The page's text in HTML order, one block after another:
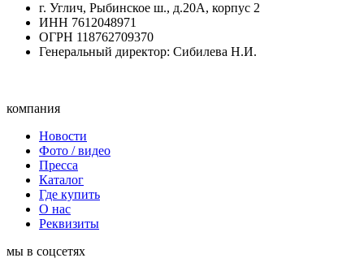
г. Углич, Рыбинское ш., д.20А, корпус 2
ИНН 7612048971
ОГРН 118762709370
Генеральный директор: Сибилева Н.И.
компания
Новости
Фото / видео
Пресса
Каталог
Где купить
О нас
Реквизиты
мы в соцсетях